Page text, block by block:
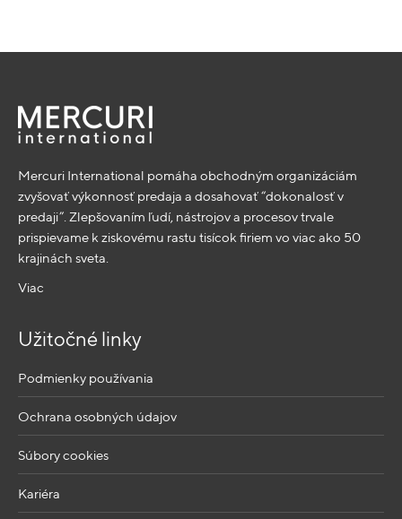
Mercuri International pomáha obchodným organizáciám
zvyšovať výkonnosť predaja a dosahovať “dokonalosť v
predaji”. Zlepšovaním ľudí, nástrojov a procesov trvale
prispievame k ziskovému rastu tisícok firiem vo viac ako 50
krajinách sveta.
Viac
Užitočné linky
Podmienky používania
Ochrana osobných údajov
Súbory cookies
Kariéra